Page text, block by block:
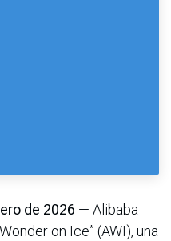
de 2026 — Alibaba
on Ice” (AWI), una